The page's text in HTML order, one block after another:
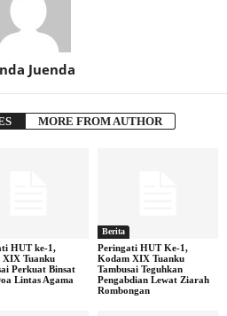
Juenda
MORE FROM AUTHOR
HUT ke-1,
XIX Tuanku
Perkuat Binsat
Lintas Agama
Berita
Peringati HUT Ke-1,
Kodam XIX Tuanku
Tambusai Teguhkan
Pengabdian Lewat Ziarah
Rombongan